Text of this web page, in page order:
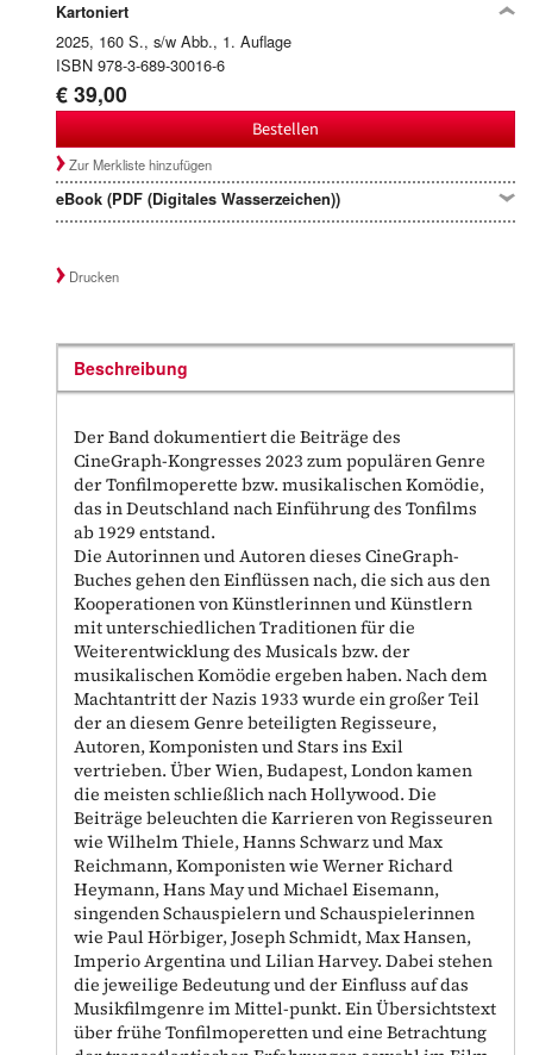
Kartoniert
2025, 160 S., s/w Abb., 1. Auflage
ISBN 978-3-689-30016-6
€ 39,00
Bestellen
Zur Merkliste hinzufügen
eBook (PDF (Digitales Wasserzeichen))
Drucken
Beschreibung
Der Band dokumentiert die Beiträge des
CineGraph-Kongresses 2023 zum populären Genre
der Tonfilmoperette bzw. musikalischen Komödie,
das in Deutschland nach Einführung des Tonfilms
ab 1929 entstand.
Die Autorinnen und Autoren dieses CineGraph-
Buches gehen den Einflüssen nach, die sich aus den
Kooperationen von Künstlerinnen und Künstlern
mit unterschiedlichen Traditionen für die
Weiterentwicklung des Musicals bzw. der
musikalischen Komödie ergeben haben. Nach dem
Machtantritt der Nazis 1933 wurde ein großer Teil
der an diesem Genre beteiligten Regisseure,
Autoren, Komponisten und Stars ins Exil
vertrieben. Über Wien, Budapest, London kamen
die meisten schließlich nach Hollywood. Die
Beiträge beleuchten die Karrieren von Regisseuren
wie Wilhelm Thiele, Hanns Schwarz und Max
Reichmann, Komponisten wie Werner Richard
Heymann, Hans May und Michael Eisemann,
singenden Schauspielern und Schauspielerinnen
wie Paul Hörbiger, Joseph Schmidt, Max Hansen,
Imperio Argentina und Lilian Harvey. Dabei stehen
die jeweilige Bedeutung und der Einfluss auf das
Musikfilmgenre im Mittel-punkt. Ein Übersichtstext
über frühe Tonfilmoperetten und eine Betrachtung